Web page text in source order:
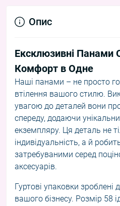
Опис
Ексклюзивні Панами
Комфорт в Одне
Наші панами – не просто
втілення вашого стилю.
увагою до деталей вони
спереду, додаючи
екземпляру. Ця деталь не
індивідуальність, а й
затребуваними серед
аксесуарів.
Гуртові упаковки
вашого бізнесу. Розмір 58